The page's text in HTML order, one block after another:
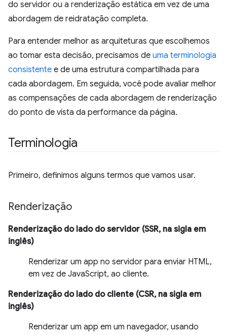
do servidor ou a renderização estática em vez de uma
abordagem de reidratação completa.
Para entender melhor as arquiteturas que escolhemos
ao tomar esta decisão, precisamos de uma terminologia
consistente e de uma estrutura compartilhada para
cada abordagem. Em seguida, você pode avaliar melhor
as compensações de cada abordagem de renderização
do ponto de vista da performance da página.
Terminologia
Primeiro, definimos alguns termos que vamos usar.
Renderização
Renderização do lado do servidor (SSR, na sigla em
inglês)
Renderizar um app no servidor para enviar HTML,
em vez de JavaScript, ao cliente.
Renderização do lado do cliente (CSR, na sigla em
inglês)
Renderizar um app em um navegador, usando